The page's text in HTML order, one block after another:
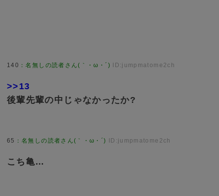
140 ：名無しの読者さん(｀・ω・´) ID:jumpmatome2ch
>>13
後輩先輩の中じゃなかったか?
65 ：名無しの読者さん(｀・ω・´) ID:jumpmatome2ch
こち亀…